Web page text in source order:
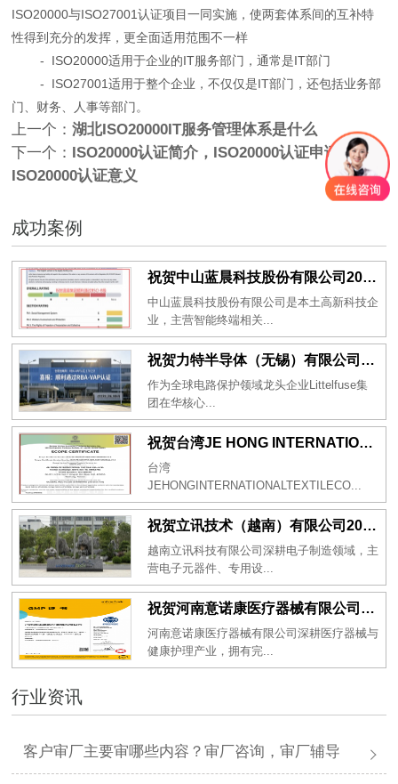
ISO20000与ISO27001认证项目一同实施，使两套体系间的互补特
性得到充分的发挥，更全面适用范围不一样
- ISO20000适用于企业的IT服务部门，通常是IT部门
- ISO27001适用于整个企业，不仅仅是IT部门，还包括业务部
门、财务、人事等部门。
上一个：湖北ISO20000IT服务管理体系是什么
下一个： ISO20000认证简介，ISO20000认证申请材料及
ISO20000认证意义
成功案例
祝贺中山蓝晨科技股份有限公司2026年一次性成功通过BSCI验厂-B级
中山蓝晨科技股份有限公司是本土高新科技企
业，主营智能终端相关...
祝贺力特半导体（无锡）有限公司2026年一次性成功通过RBA-VAP认证审核并取得170.2分
作为全球电路保护领域龙头企业Littelfuse集
团在华核心...
祝贺台湾JE HONG INTERNATIONAL TEXTILE CO., LTD 2026年一次性成功通过GRS认证
台湾
JEHONGINTERNATIONALTEXTILECO...
祝贺立讯技术（越南）有限公司2026年一次性成功通过RBA-VAP审核获得金牌评级！
越南立讯科技有限公司深耕电子制造领域，主
营电子元器件、专用设...
祝贺河南意诺康医疗器械有限公司2026年一次性成功通过GMP认证
河南意诺康医疗器械有限公司深耕医疗器械与
健康护理产业，拥有完...
行业资讯
客户审厂主要审哪些内容？审厂咨询，审厂辅导